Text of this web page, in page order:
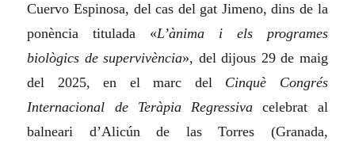
Cuervo Espinosa, del cas del gat Jimeno, dins de la
ponència titulada «L’ànima i els programes
biològics de supervivència», del dijous 29 de maig
del 2025, en el marc del Cinquè Congrés
Internacional de Teràpia Regressiva celebrat al
balneari d’Alicún de las Torres (Granada,